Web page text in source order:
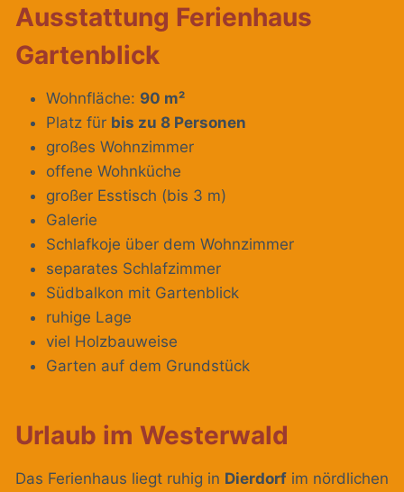
Ausstattung Ferienhaus
Gartenblick
Wohnfläche: 90 m²
Platz für bis zu 8 Personen
großes Wohnzimmer
offene Wohnküche
großer Esstisch (bis 3 m)
Galerie
Schlafkoje über dem Wohnzimmer
separates Schlafzimmer
Südbalkon mit Gartenblick
ruhige Lage
viel Holzbauweise
Garten auf dem Grundstück
Urlaub im Westerwald
Das Ferienhaus liegt ruhig in Dierdorf im nördlichen